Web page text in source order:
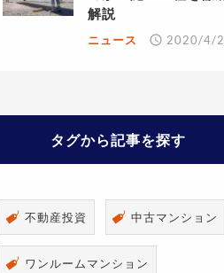
解説
ニュース 2020/4/
タグから記事を探す
不動産投資 中古マンション
ワンルームマンション